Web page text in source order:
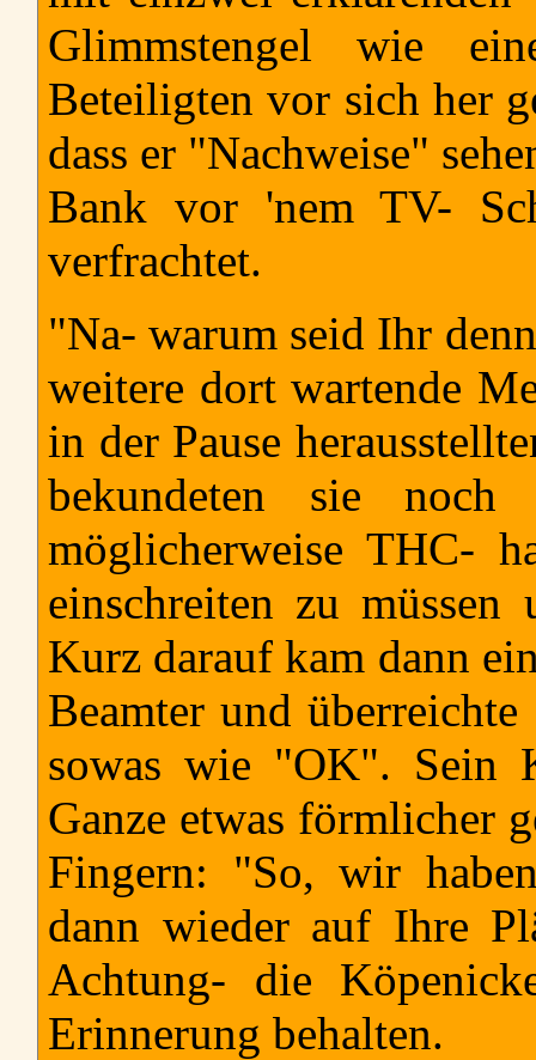
Glimmstengel wie
Beteiligten vor sich her
dass er "Nachweise"
Bank vor 'nem TV-
verfrachtet.
"Na- warum seid Ihr
weitere dort wartende
in der Pause
bekundeten sie
möglicherweise THC-
einschreiten zu
Kurz darauf kam dann
Beamter und
sowas wie "OK". Sein
Ganze etwas förmlicher
Fingern: "So, wir
dann wieder auf Ihre
Achtung- die
Erinnerung behalten.